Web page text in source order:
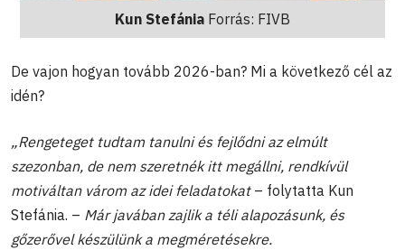
Kun Stefánia Forrás: FIVB
De vajon hogyan tovább 2026-ban? Mi a következő cél az
idén?
„Rengeteget tudtam tanulni és fejlődni az elmúlt
szezonban, de nem szeretnék itt megállni, rendkívül
motiváltan várom az idei feladatokat – folytatta Kun
Stefánia. – Már javában zajlik a téli alapozásunk, és
gőzerővel készülünk a megméretésekre.